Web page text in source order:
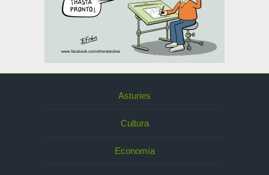
Asturies
Cultura
Economía